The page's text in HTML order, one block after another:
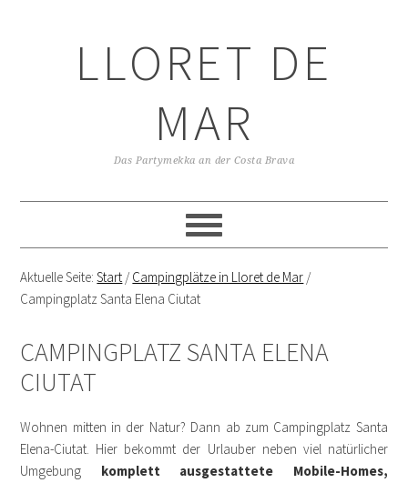
LLORET DE
MAR
Das Partymekka an der Costa Brava
Aktuelle Seite:Start /Campingplätze in Lloret de Mar /
Campingplatz Santa Elena Ciutat
CAMPINGPLATZ SANTA ELENA
CIUTAT
Wohnen mitten in der Natur? Dann ab zum Campingplatz Santa
Elena-Ciutat. Hier bekommt der Urlauber neben viel natürlicher
Umgebung komplett ausgestattete
Mobile-Homes,